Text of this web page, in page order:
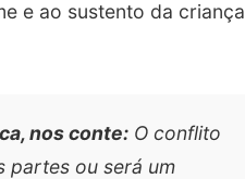
e ao sustento da criança
nos conte: O conflito
partes ou será um